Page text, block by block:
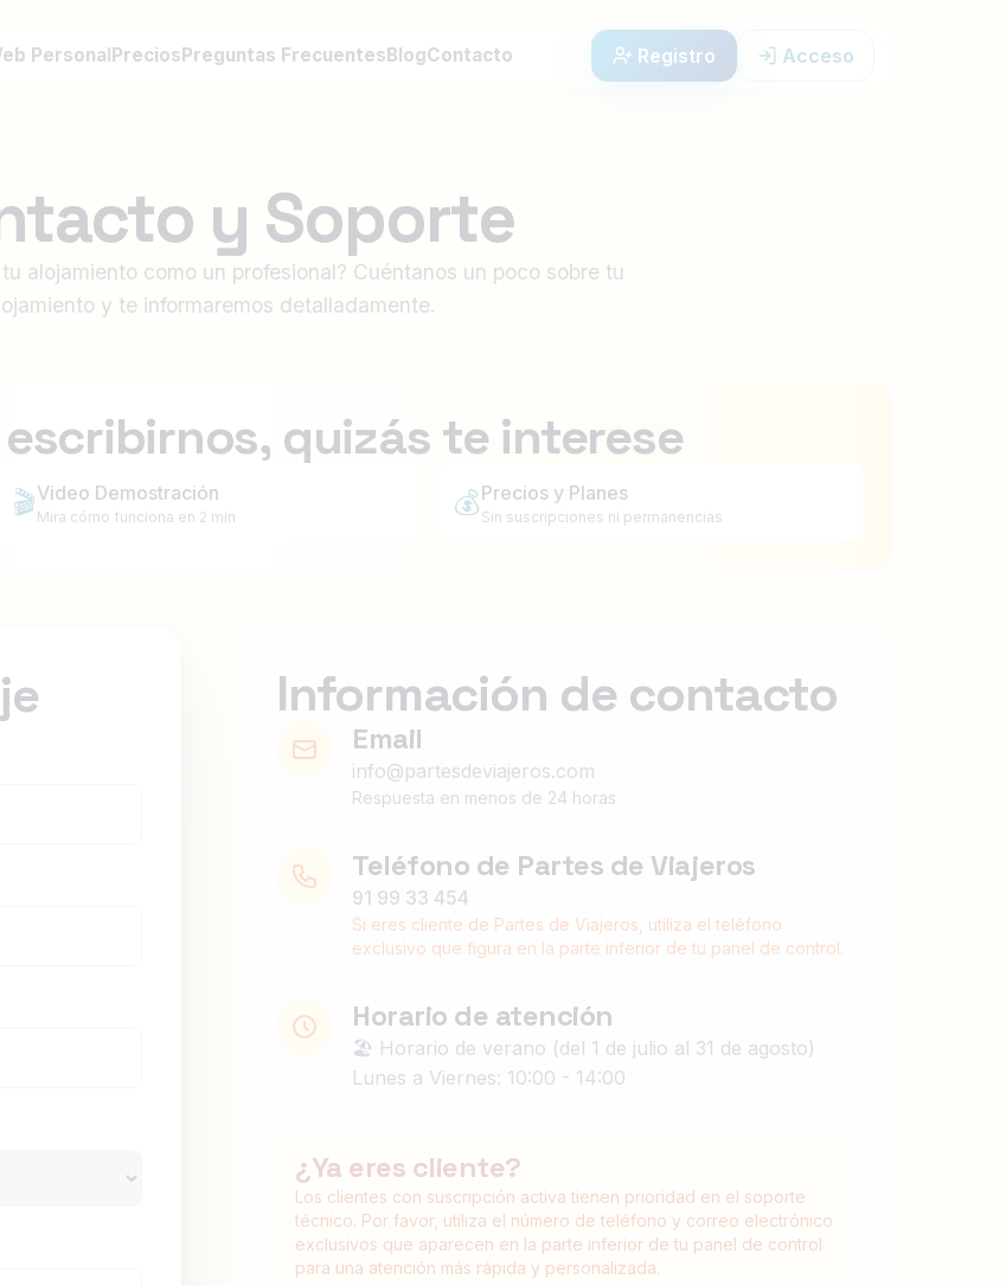
PersonalPreciosPreguntas FrecuentesBlogContacto Registro Acceso
y Soporte
alojamiento como un profesional? Cuéntanos un poco sobre tu
y te informaremos detalladamente.
escribirnos, quizás te interese
🎬Video Demostración
Mira cómo funciona en 2 min 💰Precios y Planes
Sin suscripciones ni permanencias
Información de contacto
Email
info@partesdeviajeros.com
Respuesta en menos de 24 horas
Teléfono de Partes de Viajeros
91 99 33 454
Si eres cliente de Partes de Viajeros, utiliza el teléfono
exclusivo que figura en la parte inferior de tu panel de control.
Horario de atención
🏖️ Horario de verano (del 1 de julio al 31 de agosto)
Lunes a Viernes: 10:00 - 14:00
¿Ya eres cliente?
Los clientes con suscripción activa tienen prioridad en el soporte
técnico. Por favor, utiliza el número de teléfono y correo electrónico
exclusivos que aparecen en la parte inferior de tu panel de control
para una atención más rápida y personalizada.